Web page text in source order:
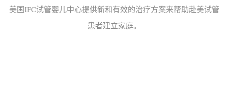
美国IFC试管婴儿中心提供新和有效的治疗方案来帮助赴美试管
患者建立家庭。